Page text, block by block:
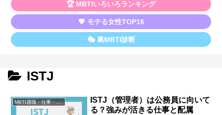
🏆 MBTIいろいろランキング
💖 モテる女性TOP16
🎭 裏MBTI診断
ISTJ
MBTI適職・仕事・資格
ISTJ（管理者）は公務員に向いて
る？強みが活きる仕事と配属